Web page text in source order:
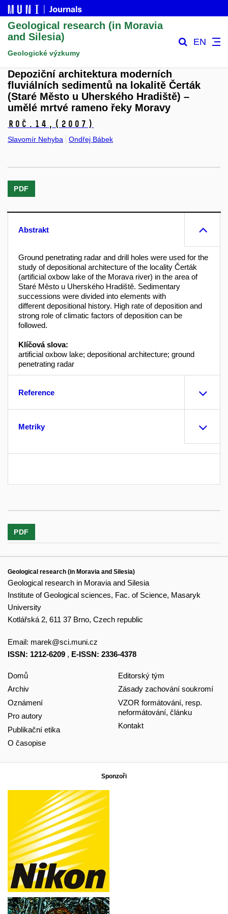
Geological research (in Moravia
and Silesia)
Geologické výzkumy
EN
Depoziční architektura moderních
fluviálních sedimentů na lokalitě Čerták
(Staré Město u Uherského Hradiště) –
umělé mrtvé rameno řeky Moravy
Roč.14, (2007)
Slavomír Nehyba Ondřej Bábek
PDF
Abstrakt
Ground penetrating radar and drill holes were used for the
study of depositional architecture of the locality Čerták
(artificial oxbow lake of the Morava river) in the area of
Staré Město u Uherského Hradiště. Sedimentary
successions were divided into elements with
different depositional history. High rate of deposition and
strong role of climatic factors of deposition can be
followed.
Klíčová slova:
artificial oxbow lake; depositional architecture; ground
penetrating radar
Reference
Metriky
PDF
Geological research (in Moravia and Silesia)
Geological research in Moravia and Silesia
Institute of Geological sciences, Fac. of Science, Masaryk
University
Kotlářská 2, 611 37 Brno, Czech republic
Email: marek@sci.muni.cz
ISSN: 1212-6209 , E-ISSN: 2336-4378
Domů
Archiv
Oznámení
Pro autory
Publikační etika
O časopise
Editorský tým
Zásady zachování soukromí
VZOR formátování, resp.
neformátování, článku
Kontakt
Sponzoři